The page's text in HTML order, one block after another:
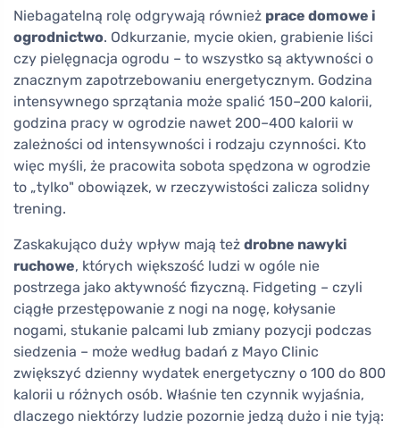
Niebagatelną rolę odgrywają również prace domowe i
ogrodnictwo. Odkurzanie, mycie okien, grabienie liści
czy pielęgnacja ogrodu – to wszystko są aktywności o
znacznym zapotrzebowaniu energetycznym. Godzina
intensywnego sprzątania może spalić 150–200 kalorii,
godzina pracy w ogrodzie nawet 200–400 kalorii w
zależności od intensywności i rodzaju czynności. Kto
więc myśli, że pracowita sobota spędzona w ogrodzie
to „tylko" obowiązek, w rzeczywistości zalicza solidny
trening.
Zaskakująco duży wpływ mają też drobne nawyki
ruchowe, których większość ludzi w ogóle nie
postrzega jako aktywność fizyczną. Fidgeting – czyli
ciągłe przestępowanie z nogi na nogę, kołysanie
nogami, stukanie palcami lub zmiany pozycji podczas
siedzenia – może według badań z Mayo Clinic
zwiększyć dzienny wydatek energetyczny o 100 do 800
kalorii u różnych osób. Właśnie ten czynnik wyjaśnia,
dlaczego niektórzy ludzie pozornie jedzą dużo i nie tyją: